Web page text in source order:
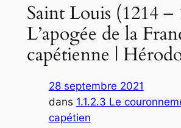
Saint Louis (1214 –
L’apogée de la
capétienne |
28 septembre 2021
dans 1.1.2.3 Le
capétien